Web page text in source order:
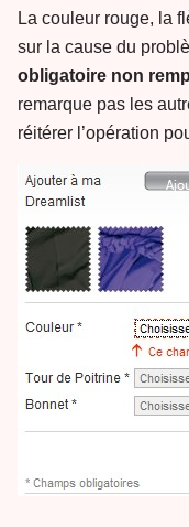
La couleur rouge, la
sur la cause du
obligatoire non
remarque pas les
réitérer l’opération